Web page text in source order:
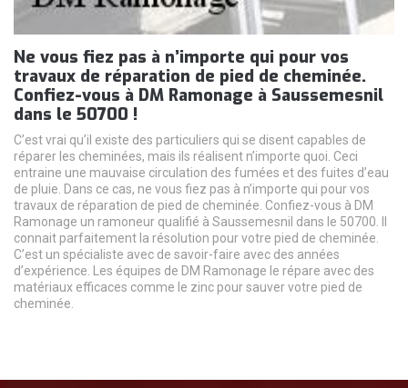
Ne vous fiez pas à n’importe qui pour vos
travaux de réparation de pied de cheminée.
Confiez-vous à DM Ramonage à Saussemesnil
dans le 50700 !
C’est vrai qu’il existe des particuliers qui se disent capables de
réparer les cheminées, mais ils réalisent n’importe quoi. Ceci
entraine une mauvaise circulation des fumées et des fuites d’eau
de pluie. Dans ce cas, ne vous fiez pas à n’importe qui pour vos
travaux de réparation de pied de cheminée. Confiez-vous à DM
Ramonage un ramoneur qualifié à Saussemesnil dans le 50700. Il
connait parfaitement la résolution pour votre pied de cheminée.
C’est un spécialiste avec de savoir-faire avec des années
d’expérience. Les équipes de DM Ramonage le répare avec des
matériaux efficaces comme le zinc pour sauver votre pied de
cheminée.